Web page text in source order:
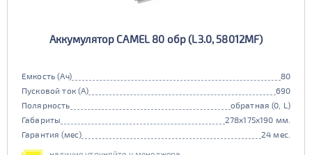
Аккумулятор CAMEL 80 обр (L3.0, 58012MF)
Емкость (Ач)
80
Пусковой ток (А)
690
Полярность
обратная (0, L)
Габариты
278x175x190 мм.
Гарантия (мес)
24 мес.